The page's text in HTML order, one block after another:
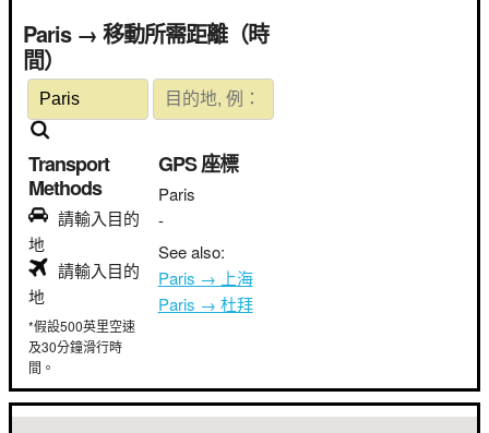
Paris → 移動所需距離（時
間）
Transport
Methods
請輸入目的
地
請輸入目的
地
*假設500英里空速
及30分鐘滑行時
間。
GPS 座標
Paris
-
See also:
Paris → 上海
Paris → 杜拜